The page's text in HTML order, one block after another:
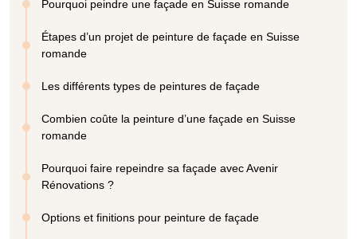
Pourquoi peindre une façade en Suisse romande
Étapes d’un projet de peinture de façade en Suisse
romande
Les différents types de peintures de façade
Combien coûte la peinture d’une façade en Suisse
romande
Pourquoi faire repeindre sa façade avec Avenir
Rénovations ?
Options et finitions pour peinture de façade